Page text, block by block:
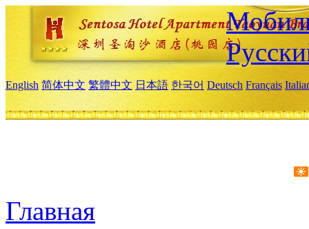
English 简体中文 繁體中文 日本語 한국어 Deutsch Français
Главная